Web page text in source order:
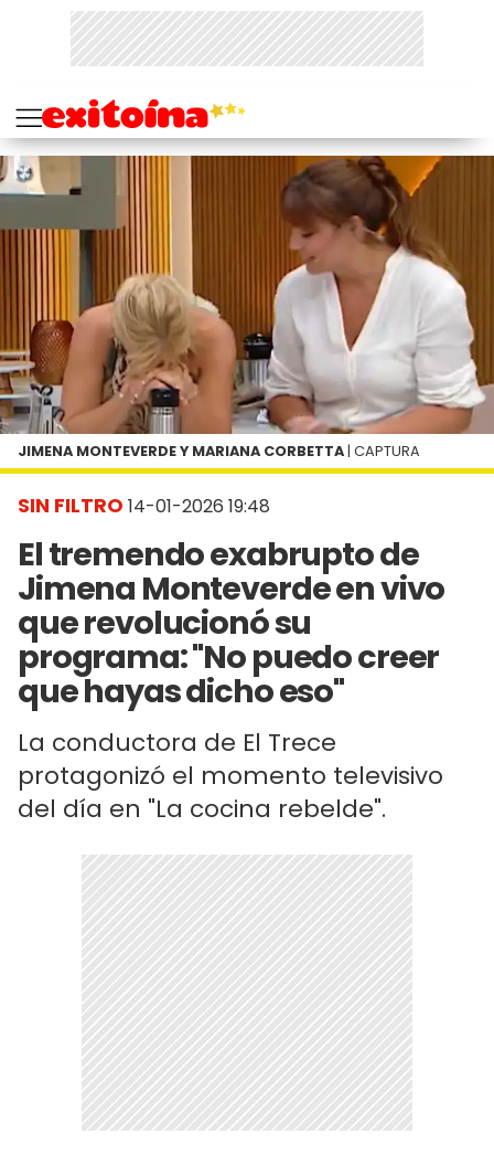
SIN FILTRO 14-01-2026 19:48
El tremendo exabrupto de
Jimena Monteverde en vivo
que revolucionó su
programa: "No puedo creer
que hayas dicho eso"
La conductora de El Trece
protagonizó el momento televisivo
del día en "La cocina rebelde".
JIMENA MONTEVERDE Y MARIANA CORBETTA | CAPTURA